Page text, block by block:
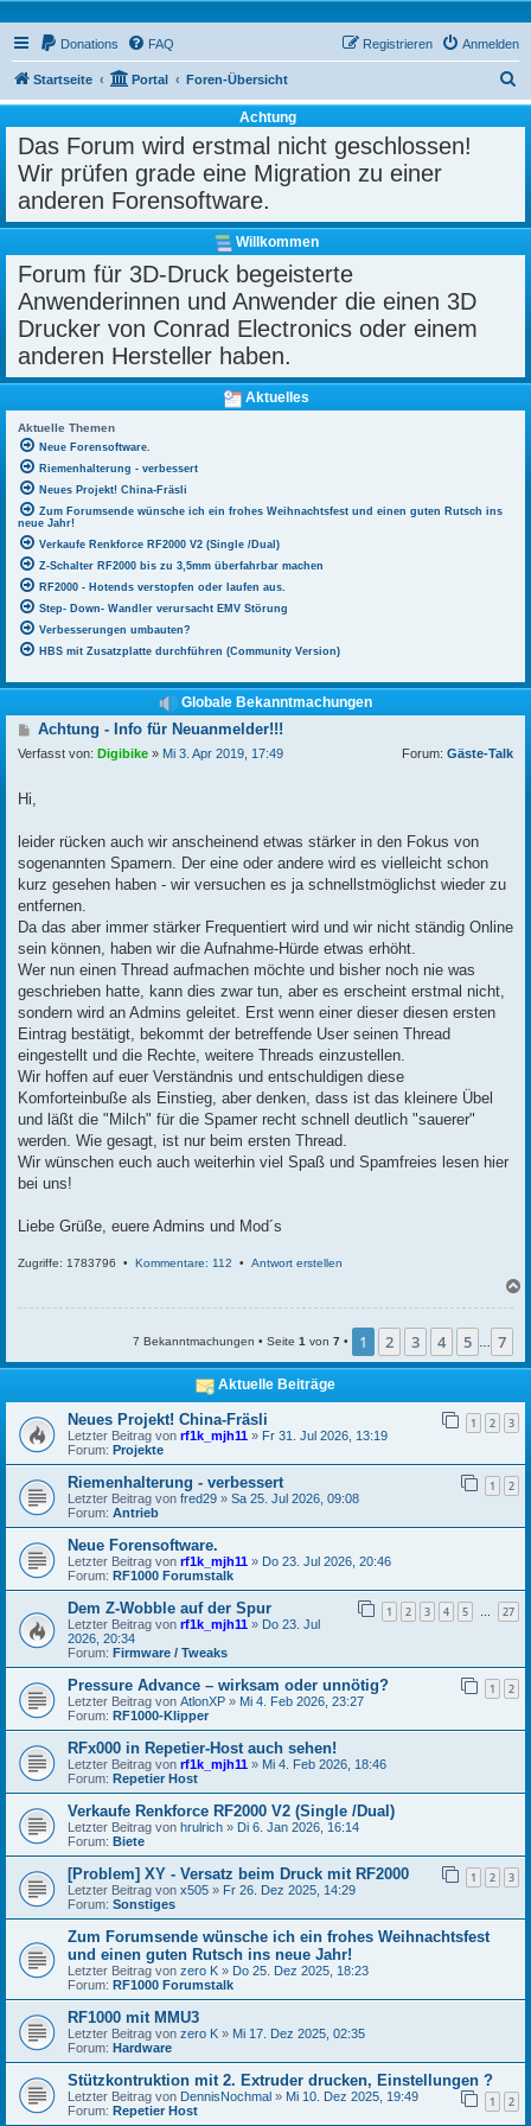
Donations FAQ Anmelden
Registrieren
Startseite Portal Foren-Übersicht
u
Achtung
Das Forum wird erstmal nicht geschlossen!
Wir prüfen grade eine Migration zu einer
anderen Forensoftware.
Willkommen
Forum für 3D-Druck begeisterte
Anwenderinnen und Anwender die einen 3D
Drucker von Conrad Electronics oder einem
anderen Hersteller haben.
Aktuelles
Aktuelle Themen
Neue Forensoftware.
Riemenhalterung - verbessert
Neues Projekt! China-Fräsli
Zum Forumsende wünsche ich ein frohes Weihnachtsfest und einen guten Rutsch ins
neue Jahr!
Verkaufe Renkforce RF2000 V2 (Single /Dual)
Z-Schalter RF2000 bis zu 3,5mm überfahrbar machen
RF2000 - Hotends verstopfen oder laufen aus.
Step- Down- Wandler verursacht EMV Störung
Verbesserungen umbauten?
HBS mit Zusatzplatte durchführen (Community Version)
Globale Bekanntmachungen
B
e
i
a
Achtung - Info für Neuanmelder!!!
Verfasst von: Digibike » Mi 3. Apr 2019, 17:49 Forum: Gäste-Talk
Hi,
leider rücken auch wir anscheinend etwas stärker in den Fokus von
sogenannten Spamern. Der eine oder andere wird es vielleicht schon
kurz gesehen haben - wir versuchen es ja schnellstmöglichst wieder zu
entfernen.
Da das aber immer stärker Frequentiert wird und wir nicht ständig Online
sein können, haben wir die Aufnahme-Hürde etwas erhöht.
Wer nun einen Thread aufmachen möchte und bisher noch nie was
geschrieben hatte, kann dies zwar tun, aber es erscheint erstmal nicht,
sondern wird an Admins geleitet. Erst wenn einer dieser diesen ersten
Eintrag bestätigt, bekommt der betreffende User seinen Thread
eingestellt und die Rechte, weitere Threads einzustellen.
Wir hoffen auf euer Verständnis und entschuldigen diese
Komforteinbuße als Einstieg, aber denken, dass ist das kleinere Übel
und läßt die "Milch" für die Spamer recht schnell deutlich "sauerer"
werden. Wie gesagt, ist nur beim ersten Thread.
Wir wünschen euch auch weiterhin viel Spaß und Spamfreies lesen hier
bei uns!
Liebe Grüße, euere Admins und Mod´s
Zugriffe: 1783796 • Kommentare: 112 • Antwort erstellen
b
n
7 Bekanntmachungen • Seite 1 von 7 • 1 2 3 4 5 7
Aktuelle Beiträge
Neues Projekt! China-Fräsli 1 2 3
Letzter Beitrag von rf1k_mjh11 » Fr 31. Jul 2026, 13:19
Forum: Projekte
Riemenhalterung - verbessert 1 2
Letzter Beitrag von fred29 » Sa 25. Jul 2026, 09:08
Forum: Antrieb
Neue Forensoftware.
Letzter Beitrag von rf1k_mjh11 » Do 23. Jul 2026, 20:46
Forum: RF1000 Forumstalk
Dem Z-Wobble auf der Spur 1 2 3 4 5 … 27
Letzter Beitrag von rf1k_mjh11 » Do 23. Jul
2026, 20:34
Forum: Firmware / Tweaks
Pressure Advance – wirksam oder unnötig? 1 2
Letzter Beitrag von AtlonXP » Mi 4. Feb 2026, 23:27
Forum: RF1000-Klipper
RFx000 in Repetier-Host auch sehen!
Letzter Beitrag von rf1k_mjh11 » Mi 4. Feb 2026, 18:46
Forum: Repetier Host
Verkaufe Renkforce RF2000 V2 (Single /Dual)
Letzter Beitrag von hrulrich » Di 6. Jan 2026, 16:14
Forum: Biete
[Problem] XY - Versatz beim Druck mit RF2000 1 2 3
Letzter Beitrag von x505 » Fr 26. Dez 2025, 14:29
Forum: Sonstiges
Zum Forumsende wünsche ich ein frohes Weihnachtsfest
und einen guten Rutsch ins neue Jahr!
Letzter Beitrag von zero K » Do 25. Dez 2025, 18:23
Forum: RF1000 Forumstalk
RF1000 mit MMU3
Letzter Beitrag von zero K » Mi 17. Dez 2025, 02:35
Forum: Hardware
Stützkontruktion mit 2. Extruder drucken, Einstellungen ?
1 2
Letzter Beitrag von DennisNochmal » Mi 10. Dez 2025, 19:49
Forum: Repetier Host